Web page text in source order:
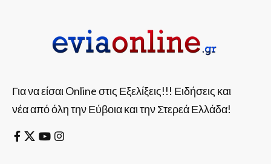
Για να είσαι Online στις Εξελίξεις!!! Ειδήσεις και
νέα από όλη την Εύβοια και την Στερεά Ελλάδα!